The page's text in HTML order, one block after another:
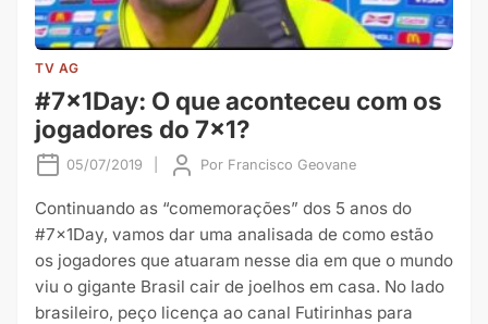
TV AG
#7x1Day: O que aconteceu com os
jogadores do 7×1?
05/07/2019 Por Francisco Geovane
Continuando as “comemorações” dos 5 anos do
#7x1Day, vamos dar uma analisada de como estão
os jogadores que atuaram nesse dia em que o mundo
viu o gigante Brasil cair de joelhos em casa. No lado
brasileiro, peço licença ao canal Futirinhas para